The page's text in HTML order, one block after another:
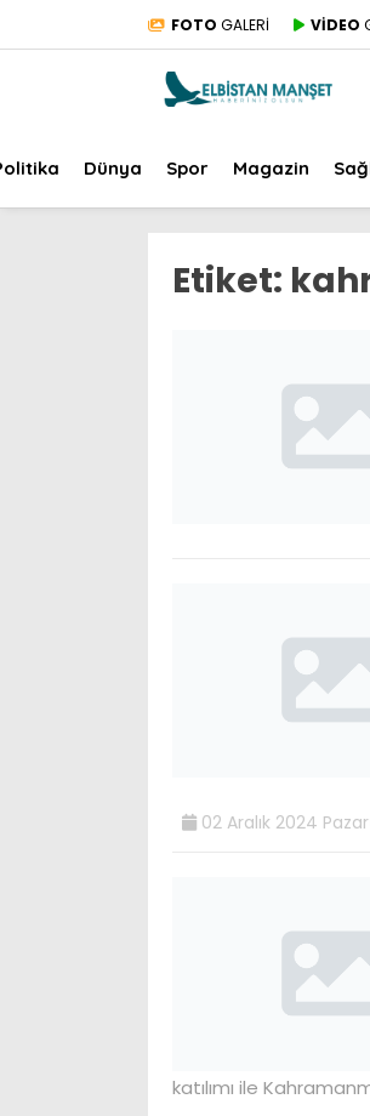
FOTO GALERİ VİDEO
Dünya Spor Magazin
Etiket:
02 Aralık 2024
katılımı ile